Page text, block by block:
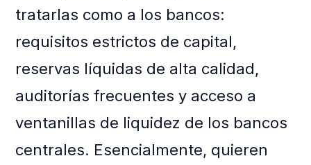
tratarlas como a los bancos:
requisitos estrictos de capital,
reservas líquidas de alta calidad,
auditorías frecuentes y acceso a
ventanillas de liquidez de los bancos
centrales. Esencialmente, quieren